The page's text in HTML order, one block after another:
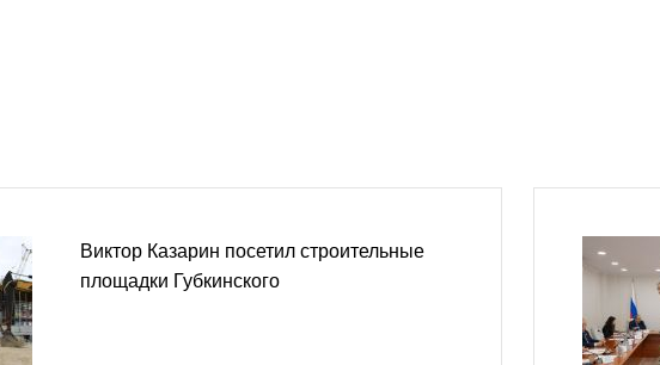
Виктор Казарин посетил строительные
площадки Губкинского